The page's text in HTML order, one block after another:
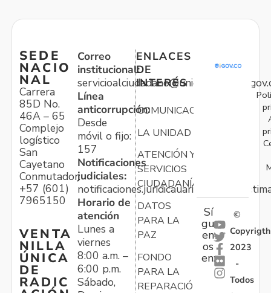
SEDE
NACIO
NAL
Carrera
85D No.
46A – 65
Complejo
logístico
San
Cayetano
Conmutador:
+57 (601)
7965150
VENTA
NILLA
ÚNICA
DE
RADIC
Correo
institucional:
Línea
anticorrupción:
Desde
móvil o fijo:
157
Notificaciones
judiciales:
Horario de
atención
Lunes a
viernes
8:00 a.m. –
6:00 p.m.
Sábado,
ENLACES
DE
INTERÉS
COMUNICACIONES
LA UNIDAD
ATENCIÓN Y
SERVICIOS
CIUDADANÍA
DATOS
PARA LA
PAZ
FONDO
PARA LA
REPARACIÓN
Sí
gu
en
os
en:
©
Copyrigth
2023
-
Todos